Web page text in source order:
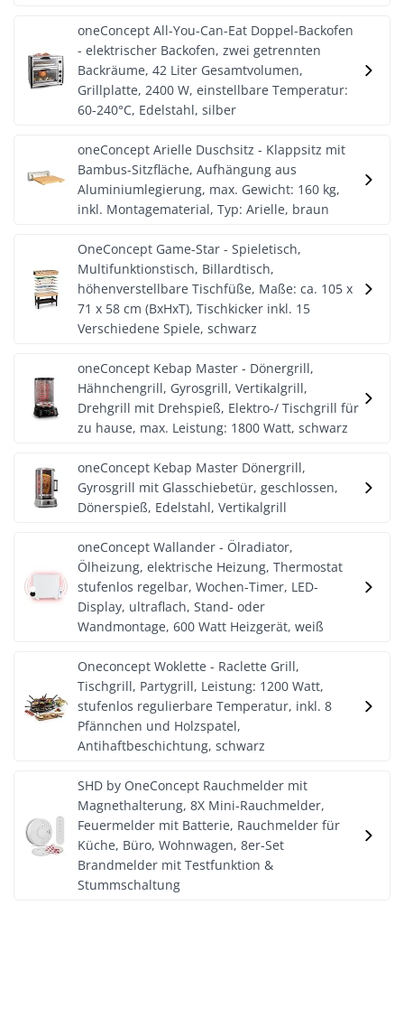
oneConcept All-You-Can-Eat Doppel-Backofen
- elektrischer Backofen, zwei getrennten
Backräume, 42 Liter Gesamtvolumen,
Grillplatte, 2400 W, einstellbare Temperatur:
60-240°C, Edelstahl, silber
oneConcept Arielle Duschsitz - Klappsitz mit
Bambus-Sitzfläche, Aufhängung aus
Aluminiumlegierung, max. Gewicht: 160 kg,
inkl. Montagematerial, Typ: Arielle, braun
OneConcept Game-Star - Spieletisch,
Multifunktionstisch, Billardtisch,
höhenverstellbare Tischfüße, Maße: ca. 105 x
71 x 58 cm (BxHxT), Tischkicker inkl. 15
Verschiedene Spiele, schwarz
oneConcept Kebap Master - Dönergrill,
Hähnchengrill, Gyrosgrill, Vertikalgrill,
Drehgrill mit Drehspieß, Elektro-/ Tischgrill für
zu hause, max. Leistung: 1800 Watt, schwarz
oneConcept Kebap Master Dönergrill,
Gyrosgrill mit Glasschiebetür, geschlossen,
Dönerspieß, Edelstahl, Vertikalgrill
oneConcept Wallander - Ölradiator,
Ölheizung, elektrische Heizung, Thermostat
stufenlos regelbar, Wochen-Timer, LED-
Display, ultraflach, Stand- oder
Wandmontage, 600 Watt Heizgerät, weiß
Oneconcept Woklette - Raclette Grill,
Tischgrill, Partygrill, Leistung: 1200 Watt,
stufenlos regulierbare Temperatur, inkl. 8
Pfännchen und Holzspatel,
Antihaftbeschichtung, schwarz
SHD by OneConcept Rauchmelder mit
Magnethalterung, 8X Mini-Rauchmelder,
Feuermelder mit Batterie, Rauchmelder für
Küche, Büro, Wohnwagen, 8er-Set
Brandmelder mit Testfunktion &
Stummschaltung